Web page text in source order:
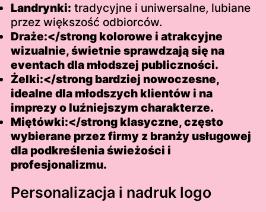
Landrynki: tradycyjne i uniwersalne, lubiane
przez większość odbiorców.
Draże:</strong kolorowe i atrakcyjne
wizualnie, świetnie sprawdzają się na
eventach dla młodszej publiczności.
Żelki:</strong bardziej nowoczesne,
idealne dla młodszych klientów i na
imprezy o luźniejszym charakterze.
Miętówki:</strong klasyczne, często
wybierane przez firmy z branży usługowej
dla podkreślenia świeżości i
profesjonalizmu.
Personalizacja i nadruk logo